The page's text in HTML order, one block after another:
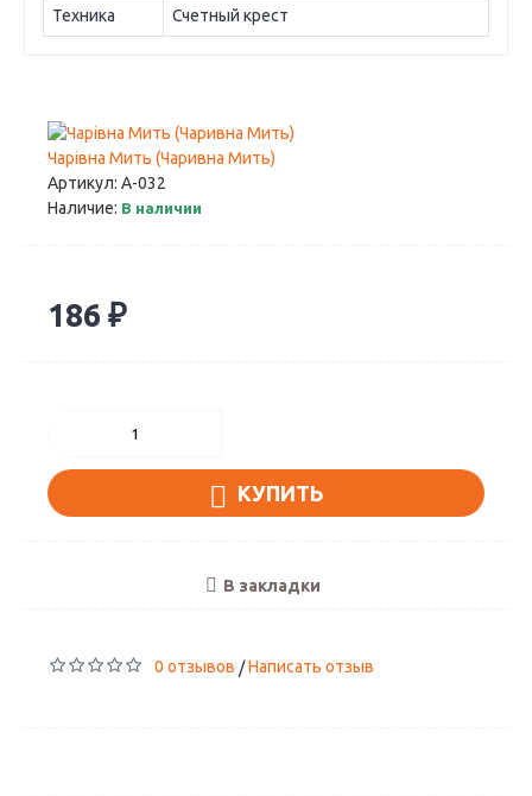
Техника Счетный крест
Чарiвна Мить (Чаривна Мить)
Артикул: А-032
Наличие: В наличии
186 ₽
КУПИТЬ
В закладки
0 отзывов /Написать отзыв